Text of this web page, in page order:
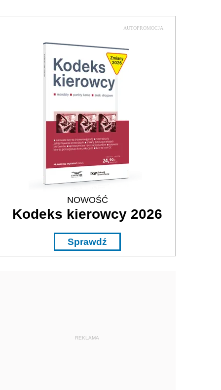
AUTOPROMOCJA
NOWOŚĆ
Kodeks kierowcy 2026
Sprawdź
REKLAMA